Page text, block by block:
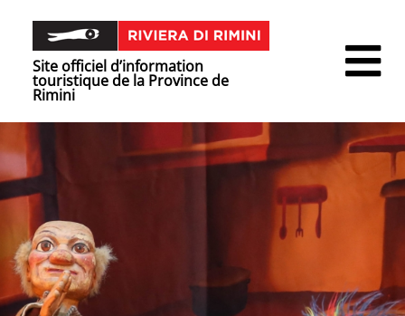
Site officiel d’information
touristique de la Province de
Rimini